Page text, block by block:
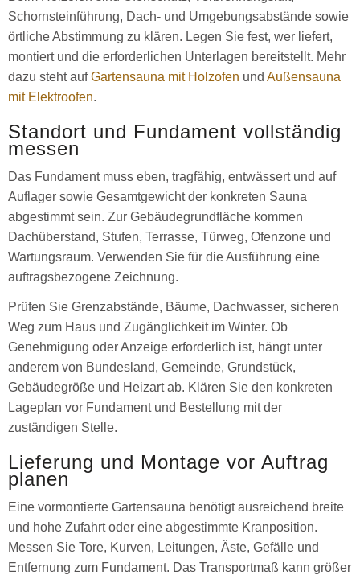
Schornsteinführung, Dach- und Umgebungsabstände sowie
örtliche Abstimmung zu klären. Legen Sie fest, wer liefert,
montiert und die erforderlichen Unterlagen bereitstellt. Mehr
dazu steht aufGartensauna mit Holzofen und Außensauna
mit Elektroofen.
Standort und Fundament vollständig
messen
Das Fundament muss eben, tragfähig, entwässert und auf
Auflager sowie Gesamtgewicht der konkreten Sauna
abgestimmt sein. Zur Gebäudegrundfläche kommen
Dachüberstand, Stufen, Terrasse, Türweg, Ofenzone und
Wartungsraum. Verwenden Sie für die Ausführung eine
auftragsbezogene Zeichnung.
Prüfen Sie Grenzabstände, Bäume, Dachwasser, sicheren
Weg zum Haus und Zugänglichkeit im Winter. Ob
Genehmigung oder Anzeige erforderlich ist, hängt unter
anderem von Bundesland, Gemeinde, Grundstück,
Gebäudegröße und Heizart ab. Klären Sie den konkreten
Lageplan vor Fundament und Bestellung mit der
zuständigen Stelle.
Lieferung und Montage vor Auftrag
planen
Eine vormontierte Gartensauna benötigt ausreichend breite
und hohe Zufahrt oder eine abgestimmte Kranposition.
Messen Sie Tore, Kurven, Leitungen, Äste, Gefälle und
Entfernung zum Fundament. Das Transportmaß kann größer